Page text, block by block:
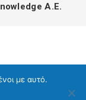
με αυτό.
A.E.